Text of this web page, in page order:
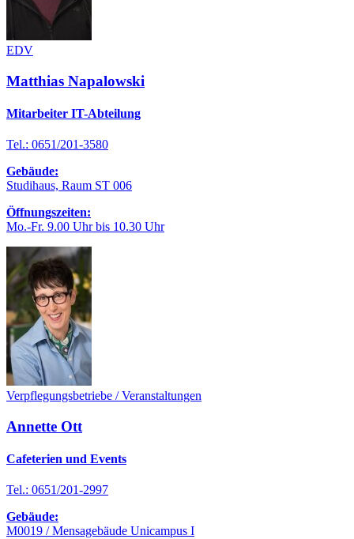
EDV
Matthias Napalowski
Mitarbeiter IT-Abteilung
Tel.: 0651/201-3580
Gebäude:
Studihaus, Raum ST 006
Öffnungszeiten:
Mo.-Fr. 9.00 Uhr bis 10.30 Uhr
Verpflegungsbetriebe / Veranstaltungen
Annette Ott
Cafeterien und Events
Tel.: 0651/201-2997
Gebäude:
M0019 / Mensagebäude Unicampus I